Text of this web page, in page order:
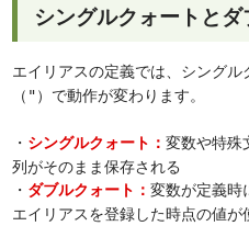
シングルクォートと
エイリアスの定義では、シングル
（ "）で動作が変わります。
・ シングルクォート：変数や特殊
列がそのまま保存される
・ ダブルクォート：変数が定義時
エイリアスを登録した時点の値が